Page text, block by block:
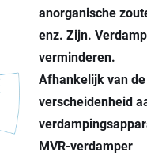
anorganische
enz. Zijn.
verminderen.
Afhankelijk van
verscheidenheid
MVR-verdamper